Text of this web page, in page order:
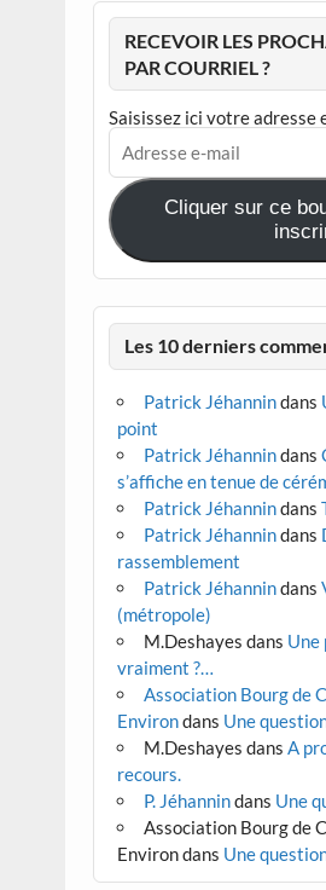
RECEVOIR LES
PAR COURRIEL ?
Saisissez ici votre adresse
Adresse
e-
mail
Cliquer sur ce
Les 10 derniers
Patrick Jéhannindans
point
Patrick Jéhannindans
s’affiche en tenue de
Patrick Jéhannindans
Patrick Jéhannindans
rassemblement
Patrick Jéhannindans
(métropole)
M.Deshayes dans Une
vraiment ?…
Association Bourg de
Environdans Une
M.Deshayes dans A
recours.
P. Jéhannindans Une
Association Bourg de
Environdans Une